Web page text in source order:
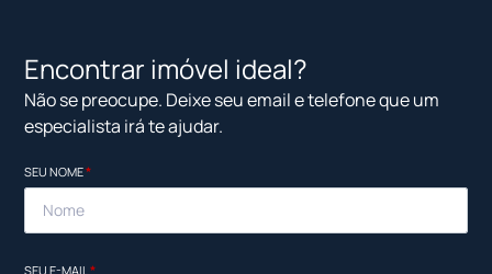
Encontrar imóvel ideal?
Não se preocupe. Deixe seu email e telefone que um
especialista irá te ajudar.
SEU NOME*
SEU E-MAIL*